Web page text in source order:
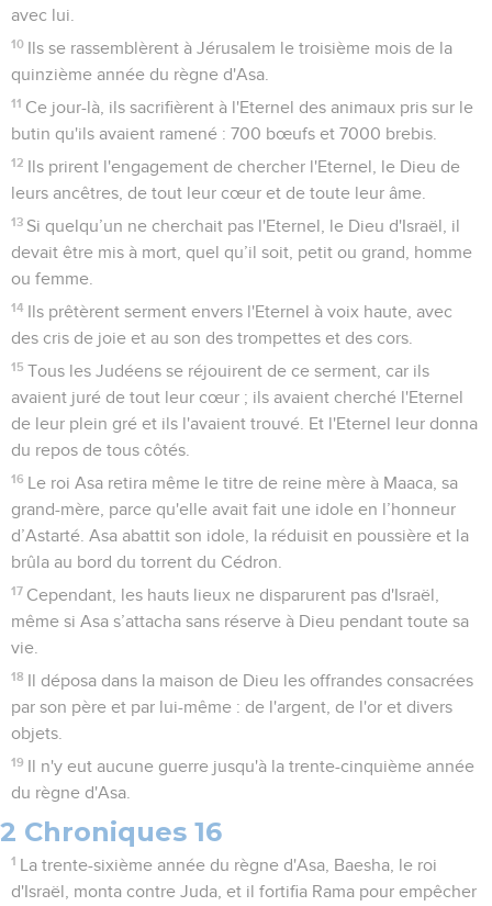
avec lui.
10
Ils se rassemblèrent à Jérusalem le troisième mois de la
quinzième année du règne d'Asa.
11 Ce jour-là, ils sacrifièrent à l'Eternel des animaux pris sur le
butin qu'ils avaient ramené : 700 bœufs et 7000 brebis.
12
Ils prirent l'engagement de chercher l'Eternel, le Dieu de
leurs ancêtres, de tout leur cœur et de toute leur âme.
13 Si quelqu’un ne cherchait pas l'Eternel, le Dieu d'Israël, il
devait être mis à mort, quel qu’il soit, petit ou grand, homme
ou femme.
14
Ils prêtèrent serment envers l'Eternel à voix haute, avec
des cris de joie et au son des trompettes et des cors.
15 Tous les Judéens se réjouirent de ce serment, car ils
avaient juré de tout leur cœur ; ils avaient cherché l'Eternel
de leur plein gré et ils l'avaient trouvé. Et l'Eternel leur donna
du repos de tous côtés.
16
Le roi Asa retira même le titre de reine mère à Maaca, sa
grand-mère, parce qu'elle avait fait une idole en l’honneur
d’Astarté. Asa abattit son idole, la réduisit en poussière et la
brûla au bord du torrent du Cédron.
17 Cependant, les hauts lieux ne disparurent pas d'Israël,
même si Asa s’attacha sans réserve à Dieu pendant toute sa
vie.
18
Il déposa dans la maison de Dieu les offrandes consacrées
par son père et par lui-même : de l'argent, de l'or et divers
objets.
19
Il n'y eut aucune guerre jusqu'à la trente-cinquième année
du règne d'Asa.
2 Chroniques 16
1
La trente-sixième année du règne d'Asa, Baesha, le roi
d'Israël, monta contre Juda, et il fortifia Rama pour empêcher